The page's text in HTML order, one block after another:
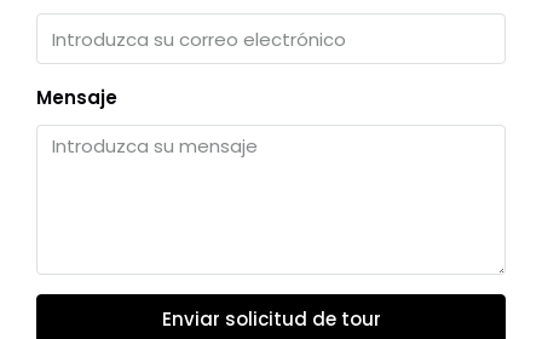
Mensaje
Enviar solicitud de tour